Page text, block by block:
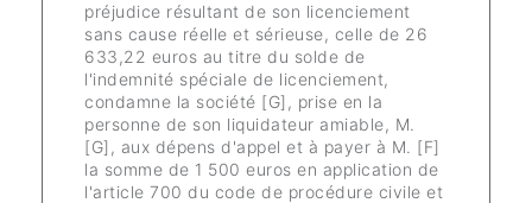
préjudice résultant de son licenciement
sans cause réelle et sérieuse, celle de 26
633,22 euros au titre du solde de
l'indemnité spéciale de licenciement,
condamne la société [G], prise en la
personne de son liquidateur amiable, M.
[G], aux dépens d'appel et à payer à M. [F]
la somme de 1 500 euros en application de
l'article 700 du code de procédure civile et